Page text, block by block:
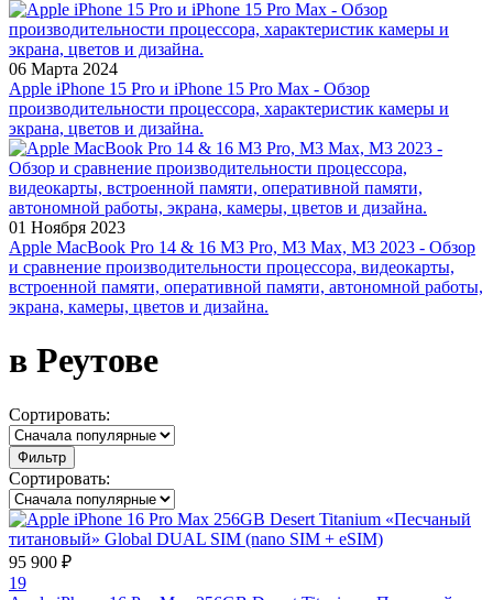
06 Марта 2024
Apple iPhone 15 Pro и iPhone 15 Pro Max - Обзор
производительности процессора, характеристик камеры и
экрана, цветов и дизайна.
01 Ноября 2023
Apple MacBook Pro 14 & 16 M3 Pro, M3 Max, M3 2023 - Обзор
и сравнение производительности процессора, видеокарты,
встроенной памяти, оперативной памяти, автономной работы,
экрана, камеры, цветов и дизайна.
в Реутове
Сортировать:
Фильтр
Сортировать:
95 900 ₽
19